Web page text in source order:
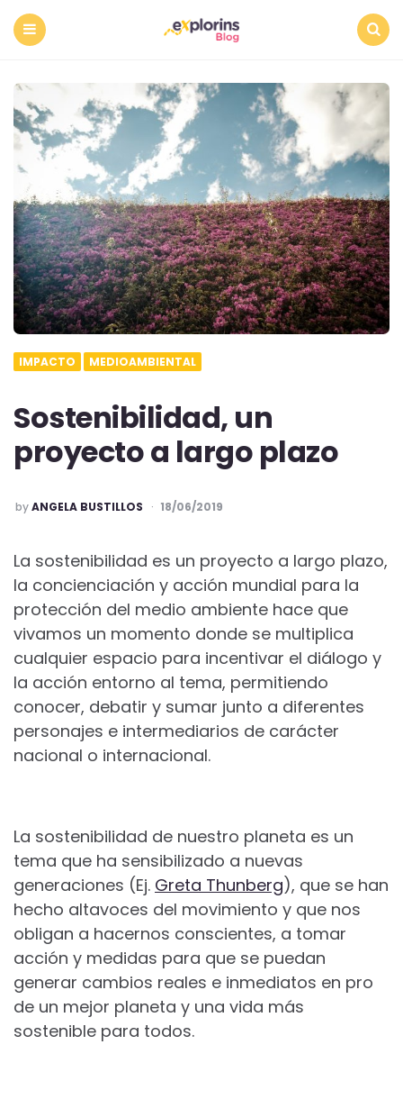
IMPACTO MEDIOAMBIENTAL
Sostenibilidad, un
proyecto a largo plazo
POSTED
byANGELA BUSTILLOS 18/06/2019
La sostenibilidad es un proyecto a largo plazo,
la concienciación y acción mundial para la
protección del medio ambiente hace que
vivamos un momento donde se multiplica
cualquier espacio para incentivar el diálogo y
la acción entorno al tema, permitiendo
conocer, debatir y sumar junto a diferentes
personajes e intermediarios de carácter
nacional o internacional.
La sostenibilidad de nuestro planeta es un
tema que ha sensibilizado a nuevas
generaciones (Ej. Greta Thunberg), que se han
hecho altavoces del movimiento y que nos
obligan a hacernos conscientes, a tomar
acción y medidas para que se puedan
generar cambios reales e inmediatos en pro
de un mejor planeta y una vida más
sostenible para todos.